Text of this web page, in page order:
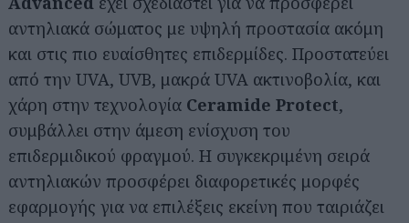
αντηλιακά σώματος με υψηλή προστασία ακόμη
και στις πιο ευαίσθητες επιδερμίδες. Προστατεύει
από την UVA, UVB, μακρά UVA ακτινοβολία, και
χάρη στην τεχνολογία Ceramide Protect,
συμβάλλει στην άμεση ενίσχυση του
επιδερμιδικού φραγμού. Η συγκεκριμένη σειρά
αντηλιακών προσφέρει διαφορετικές μορφές
εφαρμογής για να επιλέξεις εκείνη που ταιριάζει